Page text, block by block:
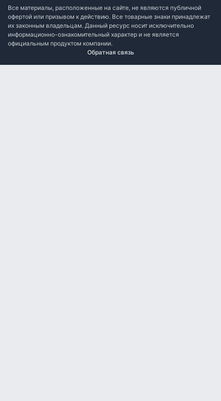
Все материалы, расположенные на сайте, не являются публичной
офертой или призывом к действию. Все товарные знаки принадлежат
их законным владельцам. Данный ресурс носит исключительно
информационно-ознакомительный характер и не является
официальным продуктом компании.
Обратная связь